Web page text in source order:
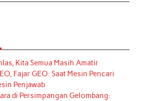
Kita Semua Masih Amatir
Fajar GEO: Saat Mesin Pencari
Penjawab
di Persimpangan Gelombang: